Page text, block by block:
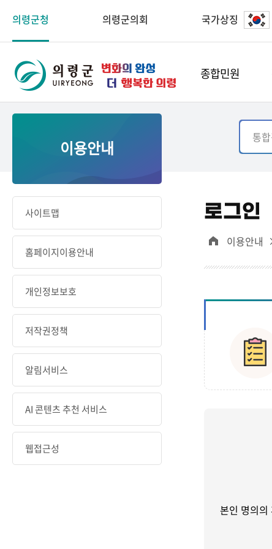
의령군청 의령군의회 국가상징
종합민원
이용안내
사이트맵
홈페이지이용안내
개인정보보호
저작권정책
알림서비스
AI 콘텐츠 추천 서비스
웹접근성
로그인
이용안내
본인 명의